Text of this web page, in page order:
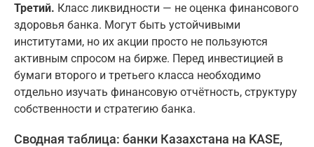
Третий. Класс ликвидности — не оценка финансового
здоровья банка. Могут быть устойчивыми
институтами, но их акции просто не пользуются
активным спросом на бирже. Перед инвестицией в
бумаги второго и третьего класса необходимо
отдельно изучать финансовую отчётность, структуру
собственности и стратегию банка.
Сводная таблица: банки Казахстана на KASE,